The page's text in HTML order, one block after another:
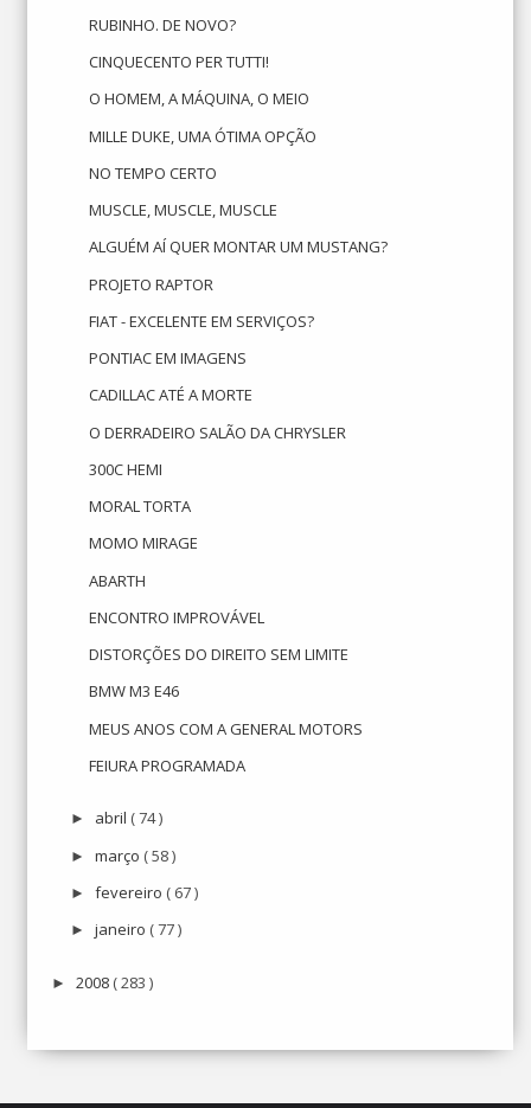
RUBINHO. DE NOVO?
CINQUECENTO PER TUTTI!
O HOMEM, A MÁQUINA, O MEIO
MILLE DUKE, UMA ÓTIMA OPÇÃO
NO TEMPO CERTO
MUSCLE, MUSCLE, MUSCLE
ALGUÉM AÍ QUER MONTAR UM MUSTANG?
PROJETO RAPTOR
FIAT - EXCELENTE EM SERVIÇOS?
PONTIAC EM IMAGENS
CADILLAC ATÉ A MORTE
O DERRADEIRO SALÃO DA CHRYSLER
300C HEMI
MORAL TORTA
MOMO MIRAGE
ABARTH
ENCONTRO IMPROVÁVEL
DISTORÇÕES DO DIREITO SEM LIMITE
BMW M3 E46
MEUS ANOS COM A GENERAL MOTORS
FEIURA PROGRAMADA
► abril ( 74 )
► março ( 58 )
► fevereiro ( 67 )
► janeiro ( 77 )
► 2008 ( 283 )